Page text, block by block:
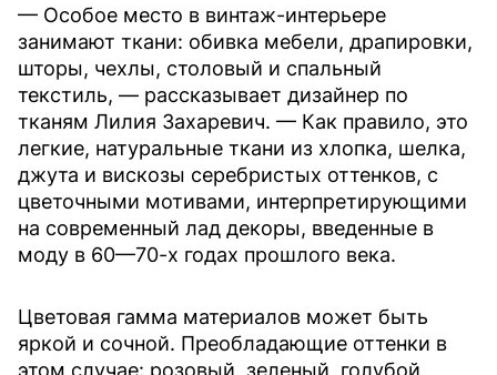
— Особое место в винтаж-интерьере
занимают ткани: обивка мебели, драпировки,
шторы, чехлы, столовый и спальный
текстиль, — рассказывает дизайнер по
тканям Лилия Захаревич. — Как правило, это
легкие, натуральные ткани из хлопка, шелка,
джута и вискозы серебристых оттенков, с
цветочными мотивами, интерпретирующими
на современный лад декоры, введенные в
моду в 60—70-х годах прошлого века.
Цветовая гамма материалов может быть
яркой и сочной. Преобладающие оттенки в
этом случае: розовый, зеленый, голубой,